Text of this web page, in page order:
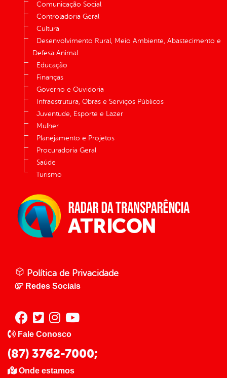
Comunicação Social
Controladoria Geral
Cultura
Desenvolvimento Rural, Meio Ambiente, Abastecimento e
Defesa Animal
Educação
Finanças
Governo e Ouvidoria
Infraestrutura, Obras e Serviços Públicos
Juventude, Esporte e Lazer
Mulher
Planejamento e Projetos
Procuradoria Geral
Saúde
Turismo
Política de Privacidade
Redes Sociais
Fale Conosco
(87) 3762-7000;
Onde estamos